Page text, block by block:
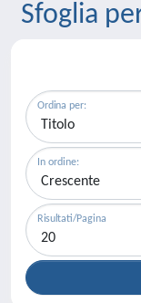
Sfoglia
Ordina per:
In ordine:
Risultati/Pagina